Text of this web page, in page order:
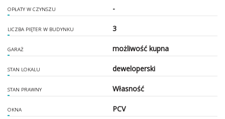
OPŁATY W CZYNSZU -
LICZBA PIĘTER W BUDYNKU 3
GARAŻ możliwość kupna
STAN LOKALU deweloperski
STAN PRAWNY Własność
OKNA PCV